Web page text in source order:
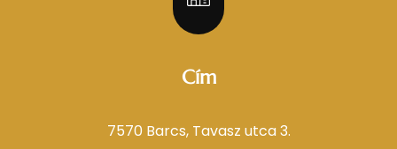
Cím
7570 Barcs, Tavasz utca 3.